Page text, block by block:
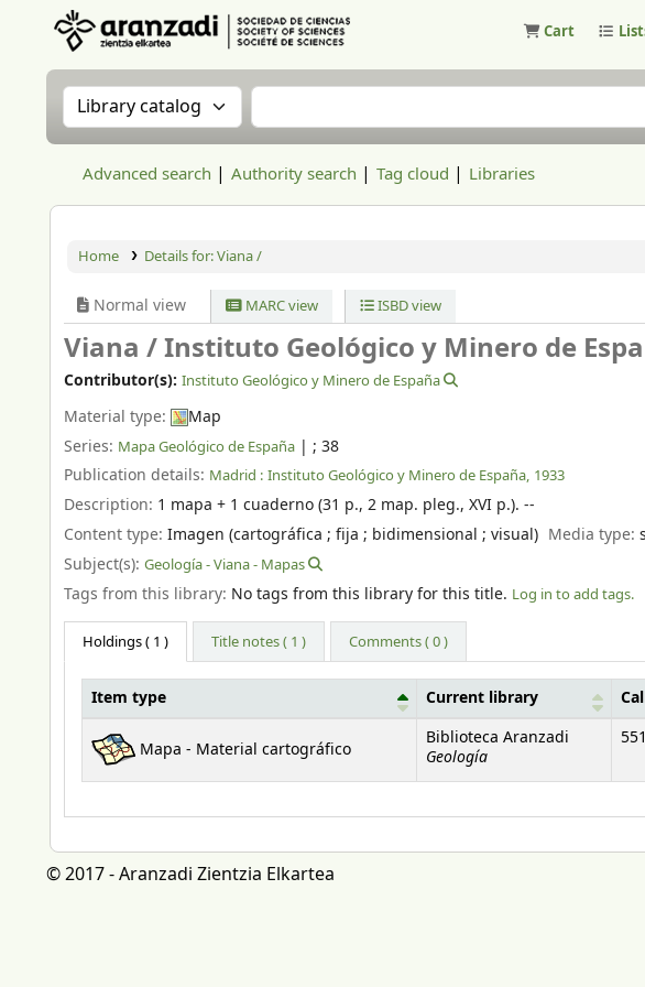
Cart
Search the catalog by:Search the catalog
Advanced search Authority search Tag cloud Libraries
Home Details for:Viana /
Normal view MARC view ISBD view
Viana /Instituto Geológico y Minero de
Contributor(s): Instituto Geológico y Minero de España
Material type:
Map
Series: Mapa Geológico de España | ; 38
Publication details: Madrid : Instituto Geológico y Minero de España, 1933
Description: 1 mapa + 1 cuaderno (31 p., 2 map. pleg., XVI p.). --
Content type: Imagen (cartográfica ; fija ; bidimensional ; visual) Media type:
Subject(s): Geología - Viana - Mapas
Tags from this library: No tags from this library for this title. Log in to add tags.
Holdings( 1 ) Title notes ( 1 ) Comments ( 0 )
Holdings
Item type Current library
Mapa - Material cartográfico
Biblioteca Aranzadi
Geología
© 2017 - Aranzadi Zientzia Elkartea